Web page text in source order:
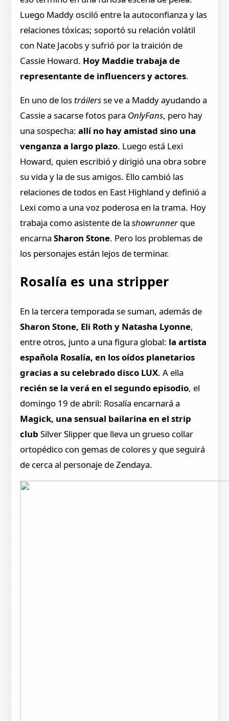
Luego Maddy osciló entre la autoconfianza y las
relaciones tóxicas; soportó su relación volátil
con Nate Jacobs y sufrió por la traición de
Cassie Howard. Hoy Maddie trabaja de
representante de influencers y actores.
En uno de los tráilersse ve a Maddy ayudando a
Cassie a sacarse fotos para OnlyFans, pero hay
una sospecha:allí no hay amistad sino una
venganza a largo plazo. Luego está Lexi
Howard, quien escribió y dirigió una obra sobre
su vida y la de sus amigos. Ello cambió las
relaciones de todos en East Highland y definió a
Lexi como a una voz poderosa en la trama. Hoy
trabaja como asistente de lashowrunner que
encarnaSharon Stone. Pero los problemas de
los personajes están lejos de terminar.
Rosalía es una stripper
En la tercera temporada se suman, además de
Sharon Stone, Eli Roth y Natasha Lyonne,
entre otros, junto a una figura global: la artista
española Rosalía, en los oídos planetarios
gracias a su celebrado disco LUX. A ella
recién se la verá en el segundo episodio, el
domingo 19 de abril: Rosalía encarnará a
Magick, una sensual bailarina en el strip
club Silver Slipper que lleva un grueso collar
ortopédico con gemas de colores y que seguirá
de cerca al personaje de Zendaya.